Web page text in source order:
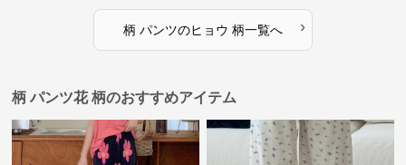
柄 パンツのヒョウ 柄一覧へ ›
柄 パンツ花 柄のおすすめアイテム